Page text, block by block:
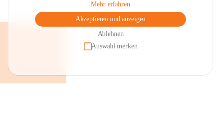
Mehr erfahren
Akzeptieren und anzeigen
Ablehnen
Auswahl merken